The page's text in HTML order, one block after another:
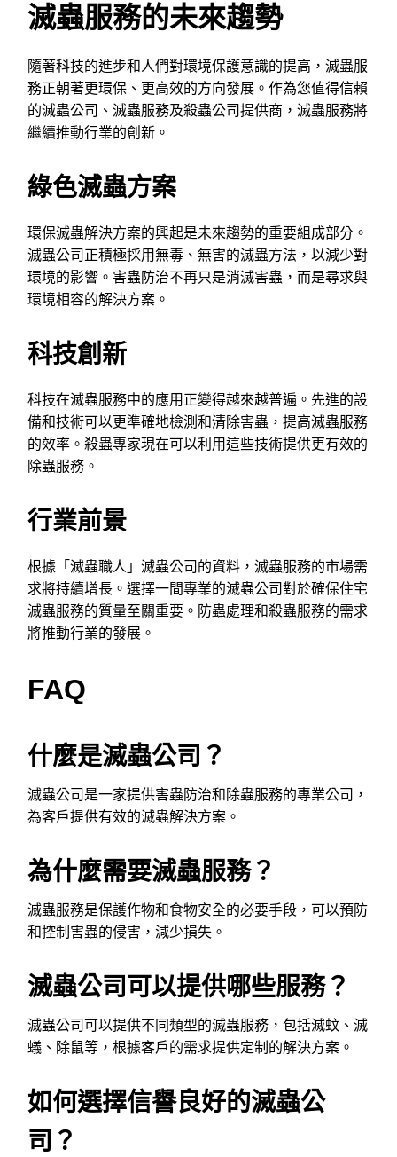
滅蟲服務的未來趨勢
隨著科技的進步和人們對環境保護意識的提高，滅蟲服
務正朝著更環保、更高效的方向發展。作為您值得信賴
的滅蟲公司、滅蟲服務及殺蟲公司提供商，滅蟲服務將
繼續推動行業的創新。
綠色滅蟲方案
環保滅蟲解決方案的興起是未來趨勢的重要組成部分。
滅蟲公司正積極採用無毒、無害的滅蟲方法，以減少對
環境的影響。害蟲防治不再只是消滅害蟲，而是尋求與
環境相容的解決方案。
科技創新
科技在滅蟲服務中的應用正變得越來越普遍。先進的設
備和技術可以更準確地檢測和清除害蟲，提高滅蟲服務
的效率。殺蟲專家現在可以利用這些技術提供更有效的
除蟲服務。
行業前景
根據「滅蟲職人」滅蟲公司的資料，滅蟲服務的市場需
求將持續增長。選擇一間專業的滅蟲公司對於確保住宅
滅蟲服務的質量至關重要。防蟲處理和殺蟲服務的需求
將推動行業的發展。
FAQ
什麼是滅蟲公司？
滅蟲公司是一家提供害蟲防治和除蟲服務的專業公司，
為客戶提供有效的滅蟲解決方案。
為什麼需要滅蟲服務？
滅蟲服務是保護作物和食物安全的必要手段，可以預防
和控制害蟲的侵害，減少損失。
滅蟲公司可以提供哪些服務？
滅蟲公司可以提供不同類型的滅蟲服務，包括滅蚊、滅
蟻、除鼠等，根據客戶的需求提供定制的解決方案。
如何選擇信譽良好的滅蟲公
司？